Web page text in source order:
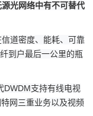
光网络中有不可替代
道密度、能耗、可靠
到户最后一公里的瓶
DWDM支持有线电视
特网三重业务以及视频